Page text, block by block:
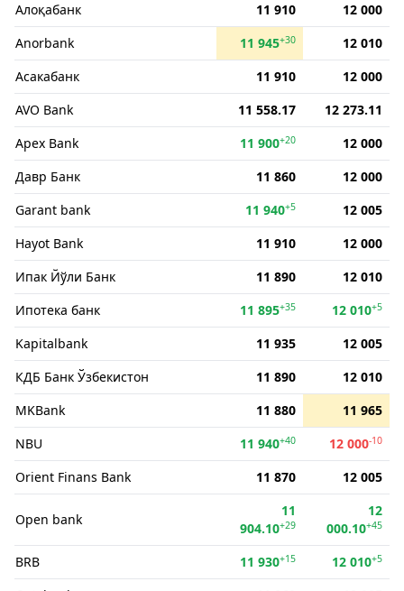
Алоқабанк 11 910
12 000
Anorbank
11 945+30
12 010
Асакабанк
11 910
12 000
AVO Bank
11 558.17
12 273.11
Apex Bank
11 900+20
12 000
Давр Банк
11 860
12 000
Garant bank
11 940+5
12 005
Hayot Bank
11 910
12 000
Ипак Йўли Банк
11 890
12 010
Ипотека банк
11 895+35 12 010+5
Kapitalbank 11 935
12 005
КДБ Банк Ўзбекистон
11 890
12 010
MKBank
11 880
11 965
NBU
11 940+40 12 000-10
Orient Finans Bank 11 870 12 005
Open bank
11
904.10+29
12
000.10+45
BRB 11 930+15 12 010+5